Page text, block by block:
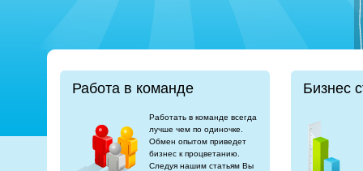
Работа в команде
Работать в команде всегда
лучше чем по одиночке.
Обмен опытом приведет
бизнес к процветанию.
Следуя нашим статьям Вы
Бизнес